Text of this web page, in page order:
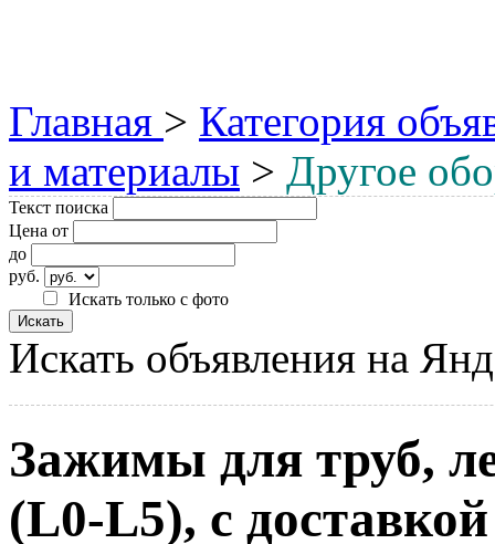
Главная > Категория
и материалы > Другое
Текст поиска
Цена от
до
руб.
Искать только с фото
Искать объявления на
Зажимы для труб,
(L0-L5), с